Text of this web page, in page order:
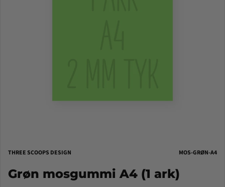
THREE SCOOPS DESIGN MOS-GRØN-A4
Grøn mosgummi A4 (1 ark)